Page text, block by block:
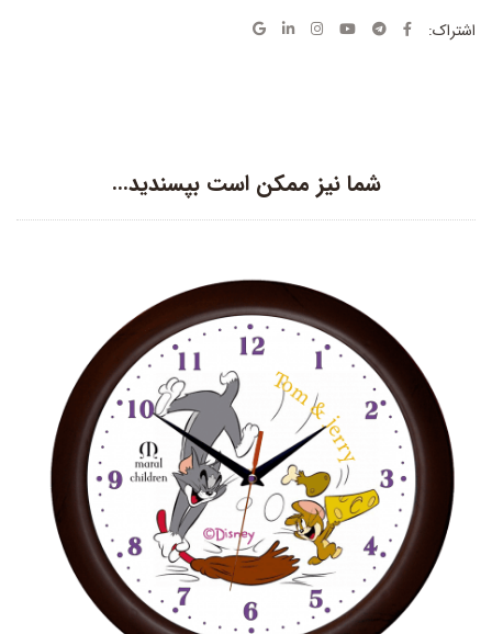
اشتراک:
شما نیز ممکن است بپسندید…